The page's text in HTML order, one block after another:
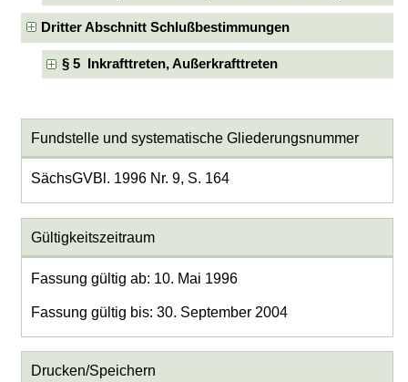
Dritter Abschnitt Schlußbestimmungen
§ 5 Inkrafttreten, Außerkrafttreten
Fundstelle und systematische Gliederungsnummer
SächsGVBl. 1996 Nr. 9, S. 164
Gültigkeitszeitraum
Fassung gültig ab: 10. Mai 1996
Fassung gültig bis: 30. September 2004
Drucken/Speichern